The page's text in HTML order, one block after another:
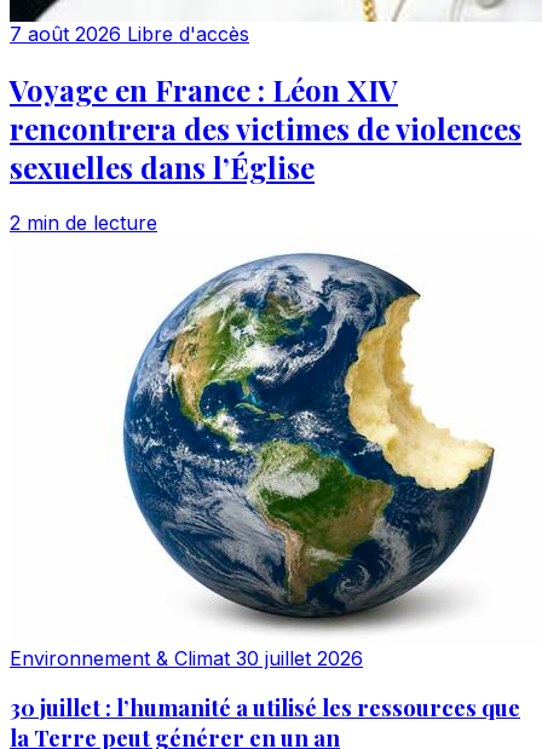
7 août 2026 Libre d'accès
Voyage en France : Léon XIV
rencontrera des victimes de violences
sexuelles dans l’Église
2 min de lecture
Environnement & Climat 30 juillet 2026
30 juillet : l’humanité a utilisé les ressources que
la Terre peut générer en un an